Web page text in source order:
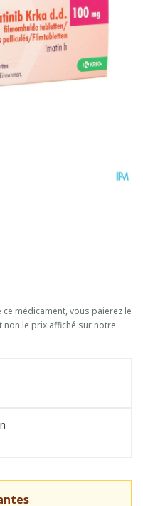
médicament, vous paierez le
le prix affiché sur notre